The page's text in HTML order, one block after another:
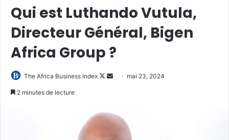
Qui est Luthando Vutula,
Directeur Général, Bigen
Africa Group ?
The Africa Business Index
Follow
Envoyermai 23, 2024
2 minutes de lecture